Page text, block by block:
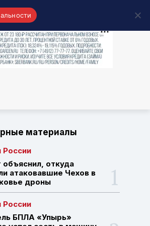
материалы
России
объяснил, откуда
атаковавшие Чехов в
дроны
России
БПЛА «Упырь»